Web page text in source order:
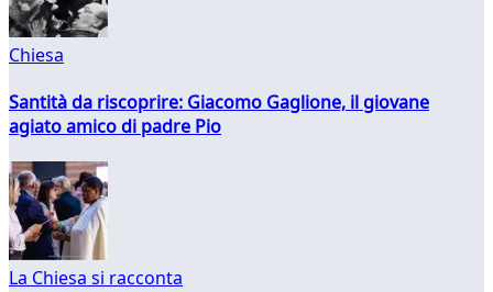
Chiesa
Santità da riscoprire: Giacomo Gaglione, il giovane
agiato amico di padre Pio
La Chiesa si racconta